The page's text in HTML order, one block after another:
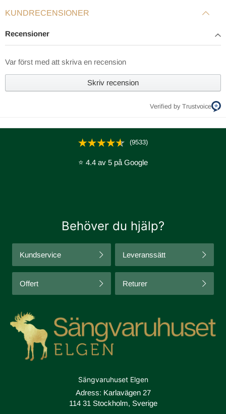
KUNDRECENSIONER
Recensioner
Var först med att skriva en recension
Skriv recension
Verified by Trustvoice
(9533)
⭐ 4.4 av 5 på Google
Behöver du hjälp?
Kundservice Leveranssätt
Offert Returer
Sängvaruhuset Elgen
Adress: Karlavägen 27
114 31 Stockholm, Sverige